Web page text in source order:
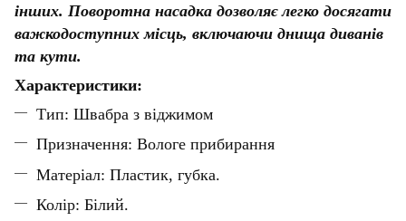
інших. Поворотна насадка дозволяє легко досягати
важкодоступних місць, включаючи днища диванів
та кути.
Характеристики:
Тип: Швабра з віджимом
Призначення: Вологе прибирання
Матеріал: Пластик, губка.
Колір: Білий.